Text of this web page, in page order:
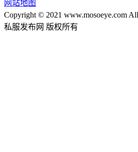
网站地图
Copyright © 2021 www.mosoeye.com
私服发布网 版权所有